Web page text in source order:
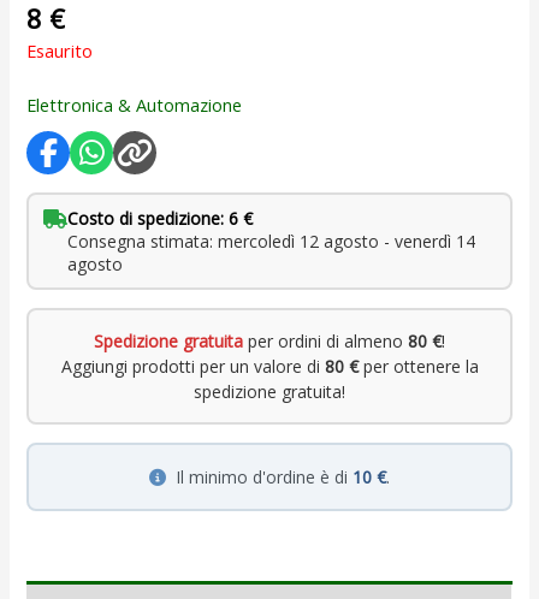
8 €
Esaurito
Elettronica & Automazione
Costo di spedizione: 6 €
Consegna stimata: mercoledì 12 agosto - venerdì 14
agosto
Spedizione gratuita per ordini di almeno 80 €!
Aggiungi prodotti per un valore di 80 €per ottenere la
spedizione gratuita!
Il minimo d'ordine è di 10 €.